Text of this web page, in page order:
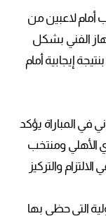
أمام لاعبين من
الفني بشكل
إيجابية أمام
في المباراة يؤكد
الأهلي ومنتخب
والتركيز
التي حظي بها